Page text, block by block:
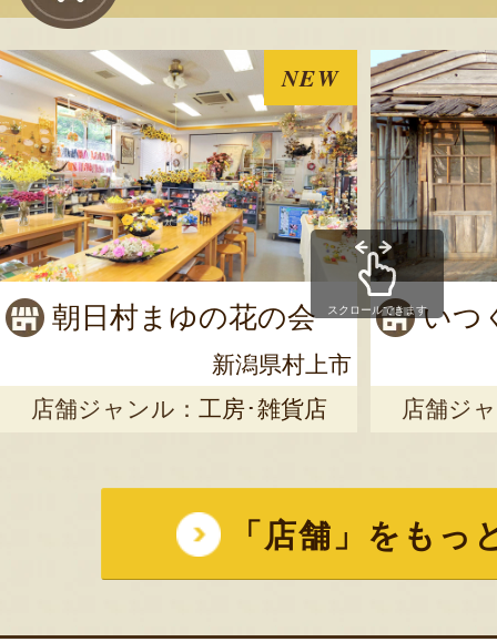
NEW
朝日村まゆの花の会
新潟県村上市
店舗ジャンル： 工房･雑貨店
いつ
店舗ジ
スクロールできます
「店舗」をもっ